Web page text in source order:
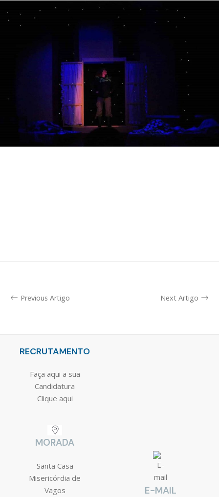
Previous Artigo Next Artigo
RECRUTAMENTO
Faça aqui a sua
Candidatura
Clique aqui
MORADA
Santa Casa
Misericórdia de
Vagos
E-MAIL